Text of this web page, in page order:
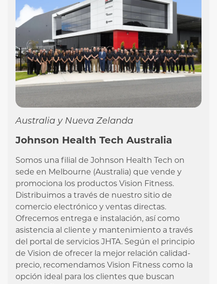
Australia y Nueva Zelanda
Johnson Health Tech Australia
Somos una filial de Johnson Health Tech on
sede en Melbourne (Australia) que vende y
promociona los productos Vision Fitness.
Distribuimos a través de nuestro sitio de
comercio electrónico y ventas directas.
Ofrecemos entrega e instalación, así como
asistencia al cliente y mantenimiento a través
del portal de servicios JHTA. Según el principio
de Vision de ofrecer la mejor relación calidad-
precio, recomendamos Vision Fitness como la
opción ideal para los clientes que buscan